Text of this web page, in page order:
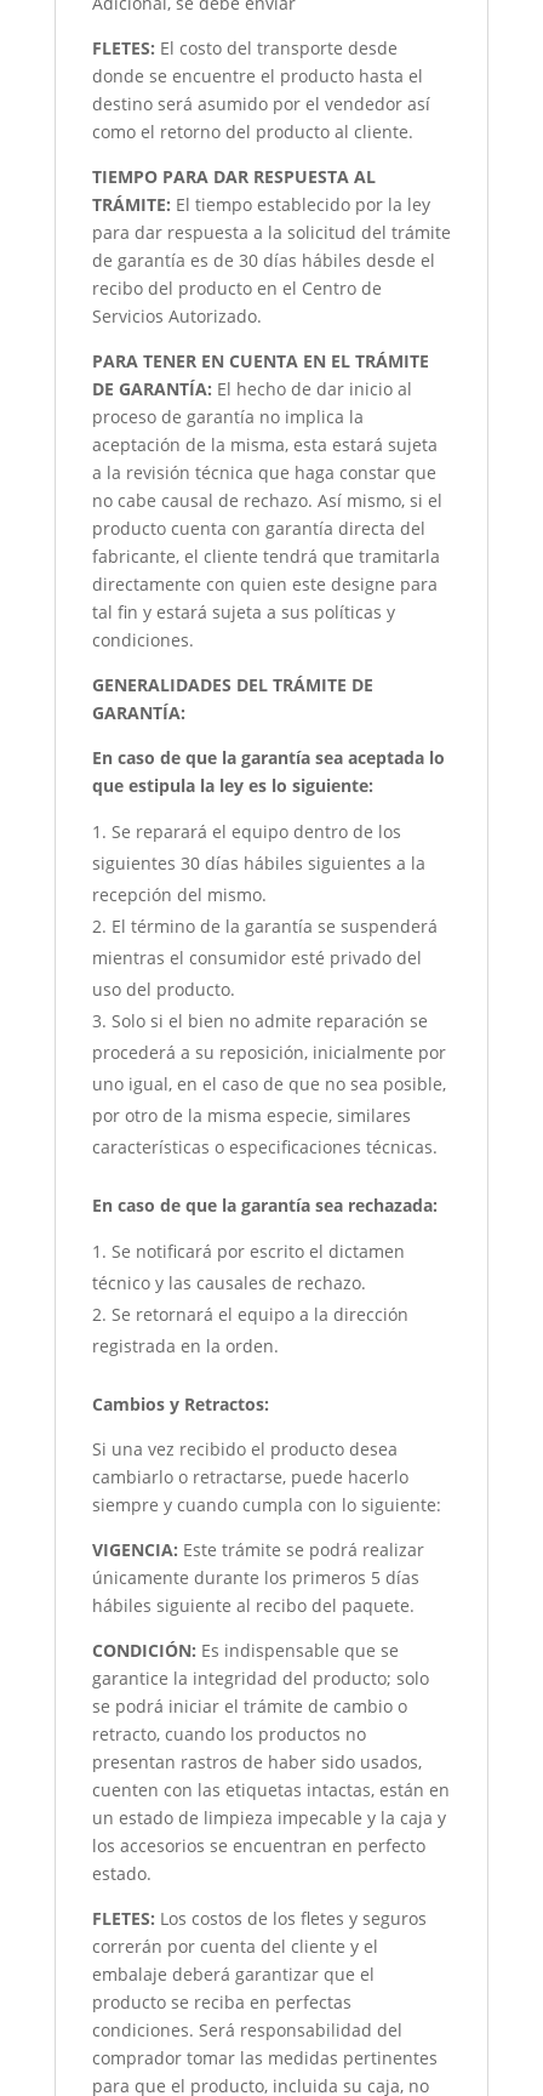
FLETES: El costo del transporte desde
donde se encuentre el producto hasta el
destino será asumido por el vendedor así
como el retorno del producto al cliente.
TIEMPO PARA DAR RESPUESTA AL
TRÁMITE: El tiempo establecido por la ley
para dar respuesta a la solicitud del trámite
de garantía es de 30 días hábiles desde el
recibo del producto en el Centro de
Servicios Autorizado.
PARA TENER EN CUENTA EN EL TRÁMITE
DE GARANTÍA: El hecho de dar inicio al
proceso de garantía no implica la
aceptación de la misma, esta estará sujeta
a la revisión técnica que haga constar que
no cabe causal de rechazo. Así mismo, si el
producto cuenta con garantía directa del
fabricante, el cliente tendrá que tramitarla
directamente con quien este designe para
tal fin y estará sujeta a sus políticas y
condiciones.
GENERALIDADES DEL TRÁMITE DE
GARANTÍA:
En caso de que la garantía sea aceptada lo
que estipula la ley es lo siguiente:
Se reparará el equipo dentro de los
siguientes 30 días hábiles siguientes a la
recepción del mismo.
El término de la garantía se suspenderá
mientras el consumidor esté privado del
uso del producto.
Solo si el bien no admite reparación se
procederá a su reposición, inicialmente por
uno igual, en el caso de que no sea posible,
por otro de la misma especie, similares
características o especificaciones técnicas.
En caso de que la garantía sea rechazada:
Se notificará por escrito el dictamen
técnico y las causales de rechazo.
Se retornará el equipo a la dirección
registrada en la orden.
Cambios y Retractos:
Si una vez recibido el producto desea
cambiarlo o retractarse, puede hacerlo
siempre y cuando cumpla con lo siguiente:
VIGENCIA: Este trámite se podrá realizar
únicamente durante los primeros 5 días
hábiles siguiente al recibo del paquete.
CONDICIÓN: Es indispensable que se
garantice la integridad del producto; solo
se podrá iniciar el trámite de cambio o
retracto, cuando los productos no
presentan rastros de haber sido usados,
cuenten con las etiquetas intactas, están en
un estado de limpieza impecable y la caja y
los accesorios se encuentran en perfecto
estado.
FLETES: Los costos de los fletes y seguros
correrán por cuenta del cliente y el
embalaje deberá garantizar que el
producto se reciba en perfectas
condiciones. Será responsabilidad del
comprador tomar las medidas pertinentes
para que el producto, incluida su caja, no